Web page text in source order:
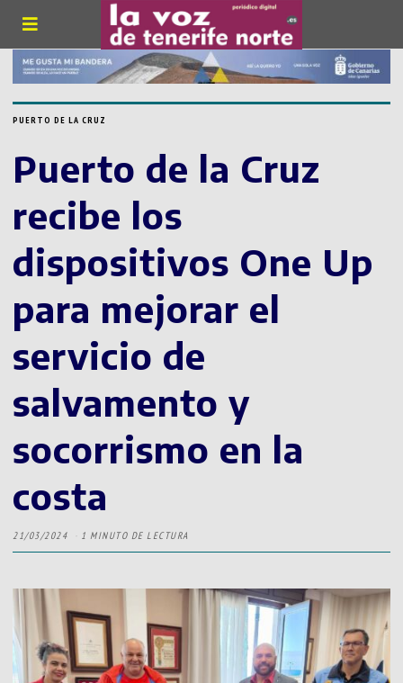
PUERTO DE LA CRUZ
Puerto de la Cruz
recibe los
dispositivos One Up
para mejorar el
servicio de
salvamento y
socorrismo en la
costa
21/03/2024 1 MINUTO DE LECTURA